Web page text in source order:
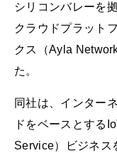
シリコンバレーを
クラウドプラット
クス（Ayla
た。
同社は、インター
ドをベースとする
Service）ビジネス